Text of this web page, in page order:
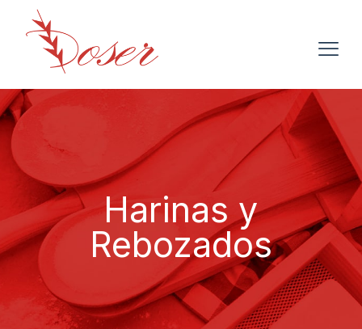
Harinas y
Rebozados